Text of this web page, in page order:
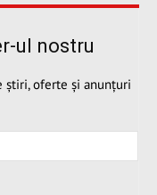
ul nostru
știri, oferte și anunțuri